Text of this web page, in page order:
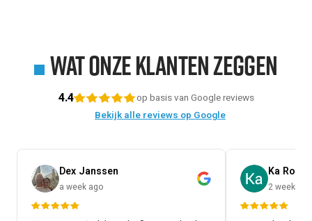
Wat onze klanten zeggen
4.4
op basis van Google reviews
Bekijk alle reviews op Google
Dex Janssen
a week ago
Ka Rol
2 weeks